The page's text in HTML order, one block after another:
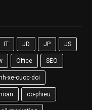
IT JD JP JS
Office SEO
xe-cuoc-doi
co-phieu